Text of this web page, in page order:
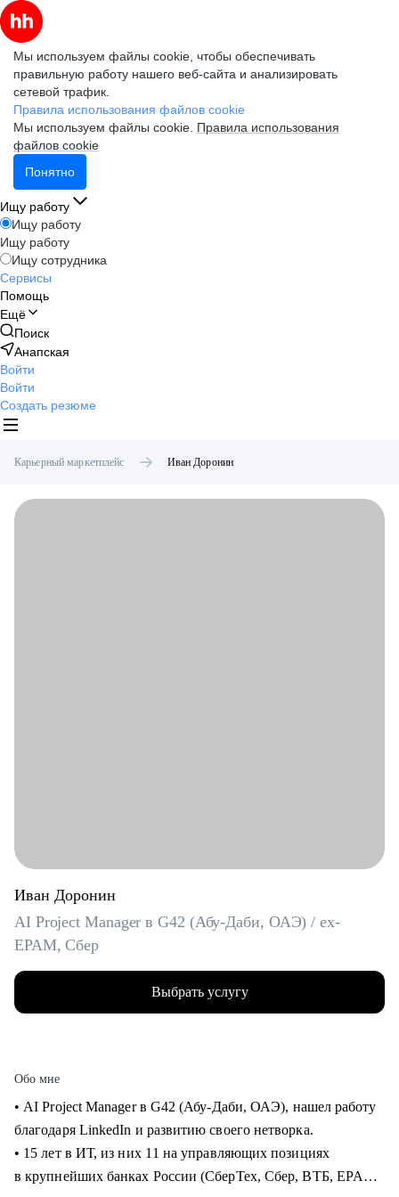
Мы используем файлы cookie, чтобы обеспечивать
правильную работу нашего веб-сайта и анализировать
сетевой трафик.
Правила использования файлов cookie
Мы используем файлы cookie. Правила использования
файлов cookie
Понятно
Ищу работу
Ищу работу
Ищу работу
Ищу сотрудника
Сервисы
Помощь
Ещё
Поиск
Анапская
Войти
Войти
Создать резюме
Карьерный маркетплейс Иван Доронин
Иван Доронин
AI Project Manager в G42 (Абу-Даби, ОАЭ) / ex-
EPAM, Сбер
Выбрать услугу
Обо мне
• AI Project Manager в G42 (Абу-Даби, ОАЭ), нашел работу
благодаря LinkedIn и развитию своего нетворка.
• 15 лет в ИТ, из них 11 на управляющих позициях
в крупнейших банках России (СберТех, Сбер, ВТБ, EPAM).